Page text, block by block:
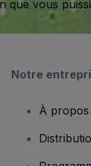
que vous
Notre
À